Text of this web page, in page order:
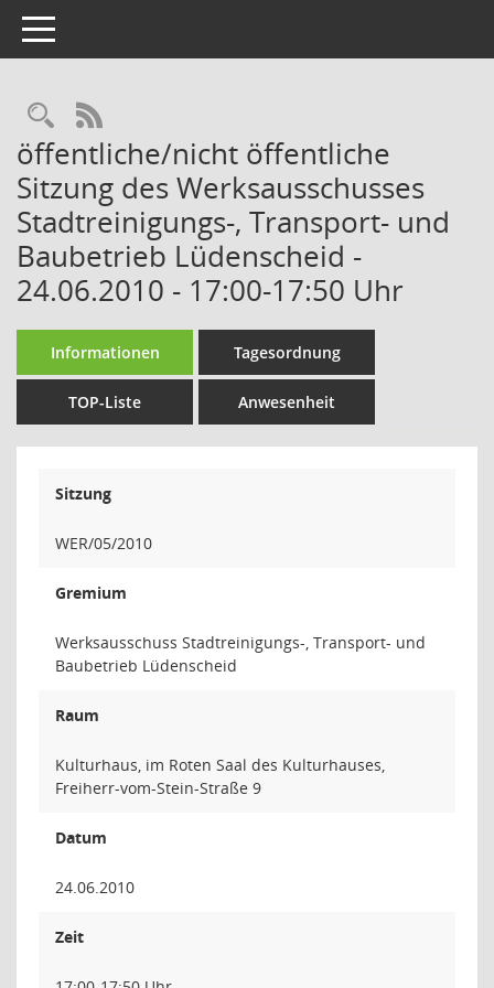
Toggle navigation
Rechercheauswahl
RSS-Feed
öffentliche/nicht öffentliche
Sitzung des Werksausschusses
Stadtreinigungs-, Transport- und
Baubetrieb Lüdenscheid -
24.06.2010 - 17:00-17:50 Uhr
Informationen Tagesordnung
TOP-Liste Anwesenheit
Sitzung
WER/05/2010
Gremium
Werksausschuss Stadtreinigungs-, Transport- und
Baubetrieb Lüdenscheid
Raum
Kulturhaus, im Roten Saal des Kulturhauses,
Freiherr-vom-Stein-Straße 9
Datum
24.06.2010
Zeit